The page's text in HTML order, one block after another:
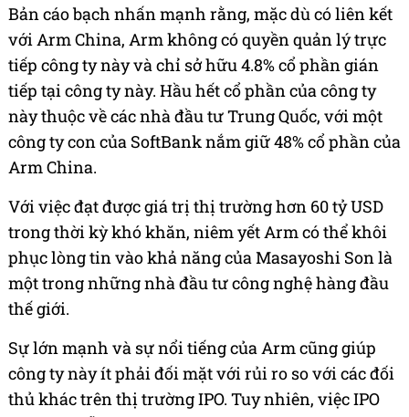
Bản cáo bạch nhấn mạnh rằng, mặc dù có liên kết
với Arm China, Arm không có quyền quản lý trực
tiếp công ty này và chỉ sở hữu 4.8% cổ phần gián
tiếp tại công ty này. Hầu hết cổ phần của công ty
này thuộc về các nhà đầu tư Trung Quốc, với một
công ty con của SoftBank nắm giữ 48% cổ phần của
Arm China.
Với việc đạt được giá trị thị trường hơn 60 tỷ USD
trong thời kỳ khó khăn, niêm yết Arm có thể khôi
phục lòng tin vào khả năng của Masayoshi Son là
một trong những nhà đầu tư công nghệ hàng đầu
thế giới.
Sự lớn mạnh và sự nổi tiếng của Arm cũng giúp
công ty này ít phải đối mặt với rủi ro so với các đối
thủ khác trên thị trường IPO. Tuy nhiên, việc IPO